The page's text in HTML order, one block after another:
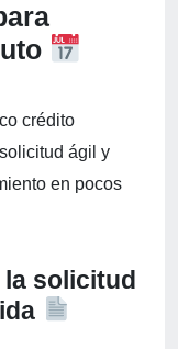
crédito
ágil y
en pocos
solicitud